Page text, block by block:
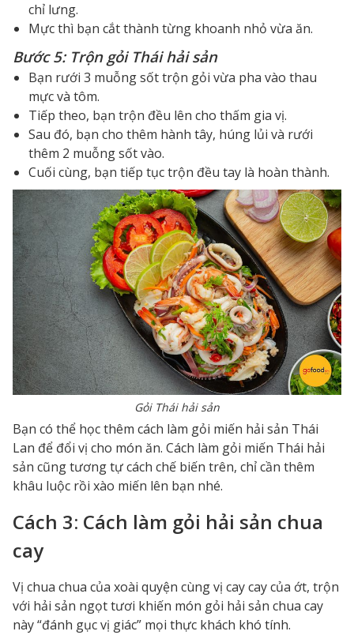
chỉ lưng.
Mực thì bạn cắt thành từng khoanh nhỏ vừa ăn.
Bước 5: Trộn gỏi Thái hải sản
Bạn rưới 3 muỗng sốt trộn gỏi vừa pha vào thau
mực và tôm.
Tiếp theo, bạn trộn đều lên cho thấm gia vị.
Sau đó, bạn cho thêm hành tây, húng lủi và rưới
thêm 2 muỗng sốt vào.
Cuối cùng, bạn tiếp tục trộn đều tay là hoàn thành.
Gỏi Thái hải sản
Bạn có thể học thêm cách làm gỏi miến hải sản Thái
Lan để đổi vị cho món ăn. Cách làm gỏi miến Thái hải
sản cũng tương tự cách chế biến trên, chỉ cần thêm
khâu luộc rồi xào miến lên bạn nhé.
Cách 3: Cách làm gỏi hải sản chua
cay
Vị chua chua của xoài quyện cùng vị cay cay của ớt, trộn
với hải sản ngọt tươi khiến món gỏi hải sản chua cay
này “đánh gục vị giác” mọi thực khách khó tính.